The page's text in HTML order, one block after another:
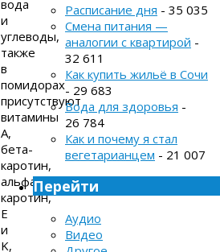
вода
и
углеводы,
также
в
помидорах
присутствуют
витамины
A,
бета-
каротин,
альфа-
каротин,
E
и
K,
Расписание дня - 35 035
Смена питания —
аналогии с квартирой -
32 611
Как купить жильё в Сочи
- 29 683
Вода для здоровья -
26 784
Как и почему я стал
вегетарианцем - 21 007
Перейти
Аудио
Видео